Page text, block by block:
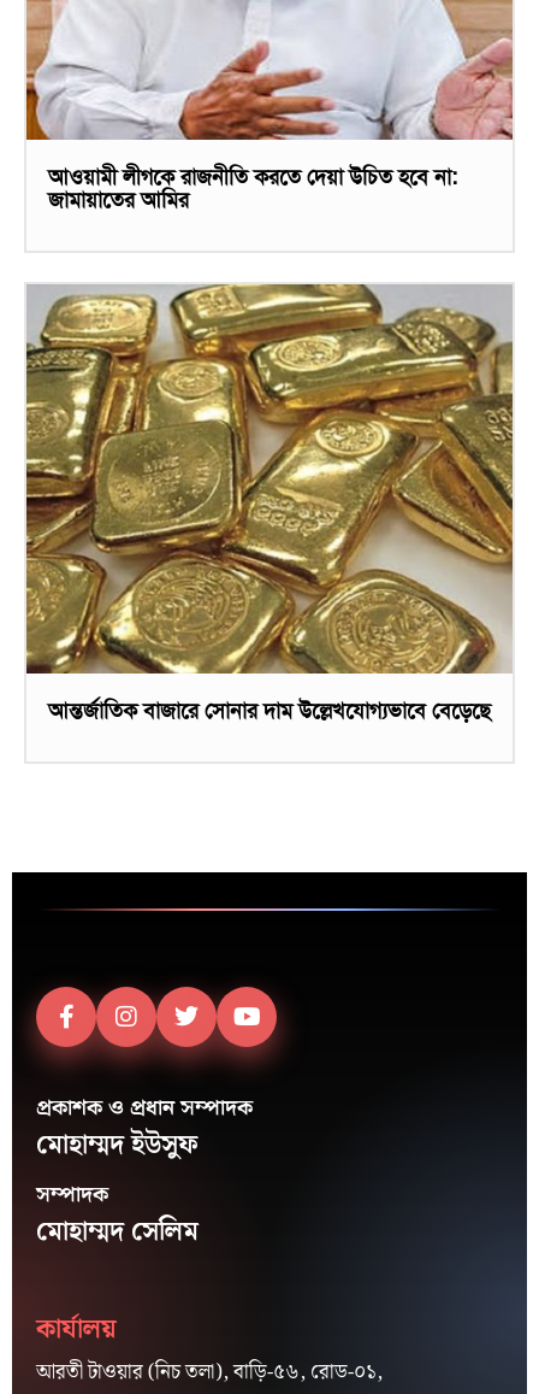
আওয়ামী লীগকে রাজনীতি করতে দেয়া উচিত হবে না:
জামায়াতের আমির
আন্তর্জাতিক বাজারে সোনার দাম উল্লেখযোগ্যভাবে বেড়েছে
প্রকাশক ও প্রধান সম্পাদক
মোহাম্মদ ইউসুফ
সম্পাদক
মোহাম্মদ সেলিম
কার্যালয়
আরতী টাওয়ার (নিচ তলা), বাড়ি-৫৬, রোড-০১,